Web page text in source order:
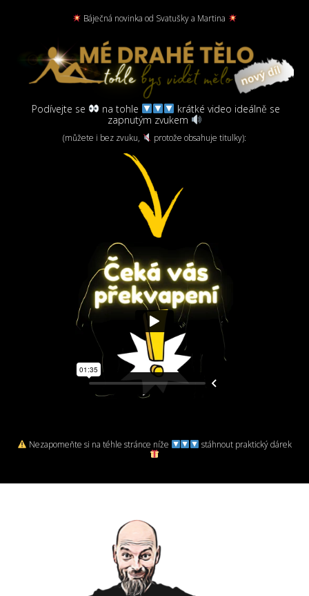
Báječná novinka od Svatušky a Martina
Podívejte se na tohle
krátké video ideálně se
zapnutým zvukem
(můžete i bez zvuku, protože obsahuje titulky):
Nezapomeňte si na téhle stránce níže stáhnout praktický dárek